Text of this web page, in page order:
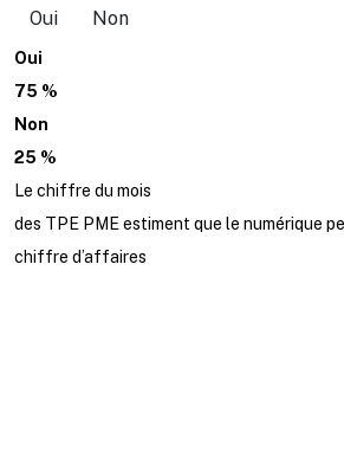
Oui Non
Oui
75 %
Non
25 %
Le chiffre du mois
des TPE PME estiment que le numérique
chiffre d’affaires